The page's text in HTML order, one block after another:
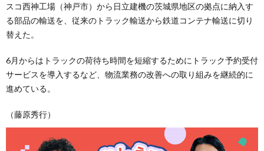
スコ西神工場（神戸市）から日立建機の茨城県地区の拠点に納入す
る部品の輸送を、従来のトラック輸送から鉄道コンテナ輸送に切り
替えた。
6月からはトラックの荷待ち時間を短縮するためにトラック予約受付
サービスを導入するなど、物流業務の改善への取り組みを継続的に
進めている。
（藤原秀行）